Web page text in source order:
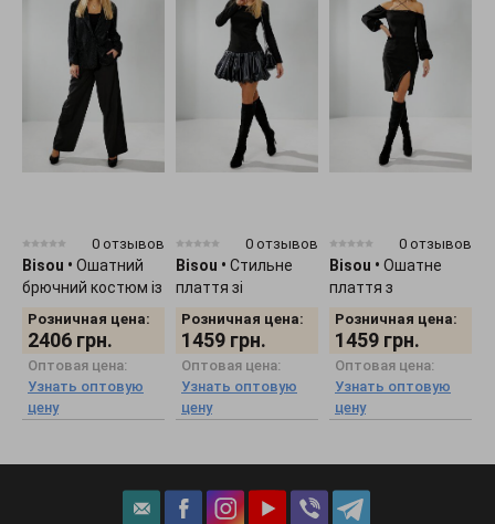
0 отзывов
Bisou • Ошатний
брючний костюм із
блискучим
ефектом 6060
Розничная цена:
2406 грн.
Оптовая цена:
Узнать оптовую
цену
0 отзывов
Bisou • Стильне
плаття зі
спідницею-
воланом 8107
Розничная цена:
1459 грн.
Оптовая цена:
Узнать оптовую
цену
0 отзывов
Bisou • Ошатне
плаття з
відкритими
плечима 8108
Розничная цена:
1459 грн.
Оптовая цена:
Узнать оптовую
цену